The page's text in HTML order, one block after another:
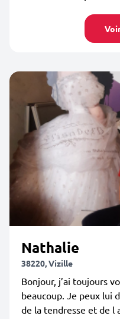
Nathalie
38220, Vizille
Bonjour, j’ai toujours
beaucoup. Je peux lui
de la tendresse et de l